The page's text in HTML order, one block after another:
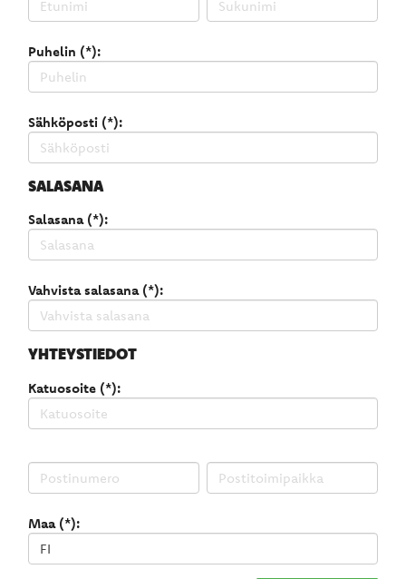
Puhelin (*):
Sähköposti (*):
SALASANA
Salasana (*):
Vahvista salasana (*):
YHTEYSTIEDOT
Katuosoite (*):
Maa (*):